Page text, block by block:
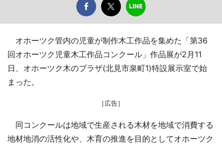
オホーツク管内の児童が制作木工作品を集めた「第36
回オホーツク児童木工作品コンクール」作品展が2月11
日、オホーツク木のプラザ(北見市泉町1)特設展示室で始
まった。
［広告］
同コンクールは地域で生産される木材を地域で消費する
地材地消の活性化や、木育の推進を目的としてオホーツク